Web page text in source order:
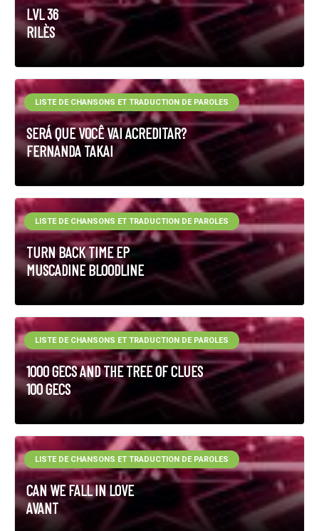
LVL 36
RILÈS
SERÁ QUE VOCÊ VAI ACREDITAR?
FERNANDA TAKAI
LISTE DE CHANSONS ET TRADUCTION DE PAROLES
TURN BACK TIME EP
MUSCADINE BLOODLINE
LISTE DE CHANSONS ET TRADUCTION DE PAROLES
1000 GECS AND THE TREE OF CLUES
100 GECS
LISTE DE CHANSONS ET TRADUCTION DE PAROLES
CAN WE FALL IN LOVE
AVANT
LISTE DE CHANSONS ET TRADUCTION DE PAROLES